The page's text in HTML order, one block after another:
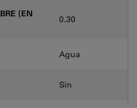
(EN
0.30
Agua
Sin